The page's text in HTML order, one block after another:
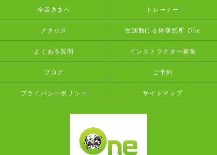
企業さまへ トレーナー
アクセス 生涯動ける体研究所 One
よくある質問 インストラクター募集
ブログ ご予約
プライバシーポリシー サイトマップ